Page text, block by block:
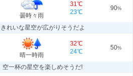
曇時々雨
31℃
23℃
90%
きれいな星空が広がりそうだよ
晴一時雨
32℃
24℃
50%
空一杯の星空を楽しめそうだ!